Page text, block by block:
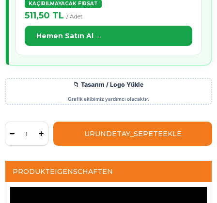
KAÇIRILMAYACAK FIRSAT
511,50 TL / Adet
Hemen Satın Al →
PRODUKTEIGENSCHAFTEN